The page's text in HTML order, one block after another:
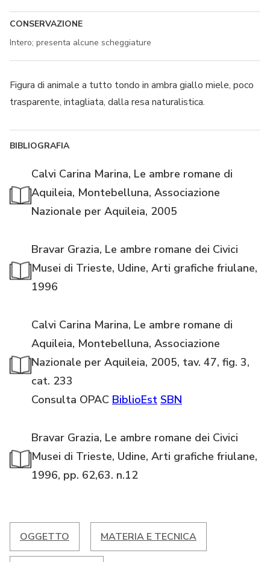
CONSERVAZIONE
Intero; presenta alcune scheggiature
Figura di animale a tutto tondo in ambra giallo miele, poco
trasparente, intagliata, dalla resa naturalistica.
BIBLIOGRAFIA
Calvi Carina Marina, Le ambre romane di
Aquileia, Montebelluna, Associazione
Nazionale per Aquileia, 2005
Bravar Grazia, Le ambre romane dei Civici
Musei di Trieste, Udine, Arti grafiche friulane,
1996
Calvi Carina Marina, Le ambre romane di
Aquileia, Montebelluna, Associazione
Nazionale per Aquileia, 2005, tav. 47, fig. 3,
cat. 233
Consulta OPAC BiblioEst SBN
Bravar Grazia, Le ambre romane dei Civici
Musei di Trieste, Udine, Arti grafiche friulane,
1996, pp. 62,63. n.12
OGGETTO MATERIA E TECNICA